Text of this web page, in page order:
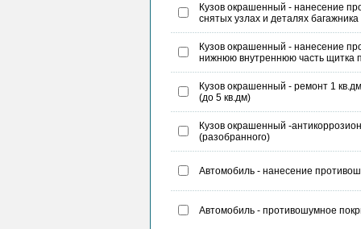
Кузов окрашенный - нанесение
снятых узлах и деталях багажника
Кузов окрашенный - нанесение
нижнюю внутреннюю часть щитка
Кузов окрашенный - ремонт 1
(до 5 кв.дм)
Кузов окрашенный -
(разобранного)
Автомобиль - нанесение
Автомобиль - противошумное